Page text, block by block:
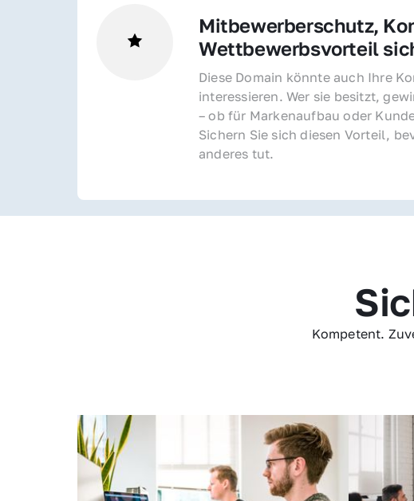
Mitbewerberschutz,
Wettbewerbsvorteil
Diese Domain könnte auch Ihre
interessieren. Wer sie besitzt,
– ob für Markenaufbau oder
Sichern Sie sich diesen Vorteil,
anderes tut.
Kompetent.